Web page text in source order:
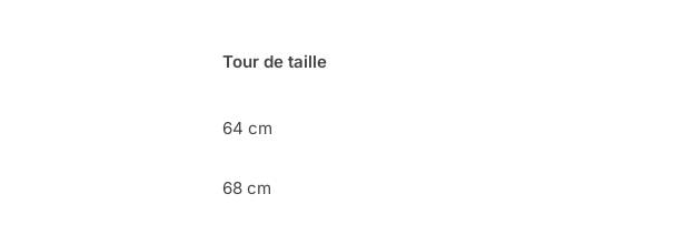
Tour de taille
64 cm
68 cm